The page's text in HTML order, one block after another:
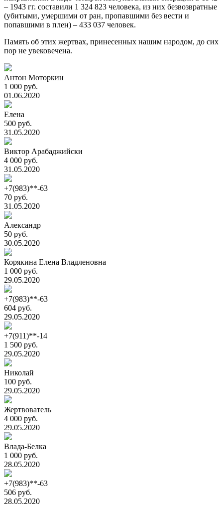
– 1943 гг. составили 1 324 823 человека, из них безвозвратные
(убитыми, умершими от ран, пропавшими без вести и
попавшими в плен) – 433 037 человек.
Память об этих жертвах, принесенных нашим народом, до сих
пор не увековечена.
Антон Моторкин
1 000 руб.
01.06.2020
Елена
500 руб.
31.05.2020
Виктор Арабаджийски
4 000 руб.
31.05.2020
+7(983)**-63
70 руб.
31.05.2020
Александр
50 руб.
30.05.2020
Корякина Елена Владленовна
1 000 руб.
29.05.2020
+7(983)**-63
604 руб.
29.05.2020
+7(911)**-14
1 500 руб.
29.05.2020
Николай
100 руб.
29.05.2020
Жертвователь
4 000 руб.
29.05.2020
Влада-Белка
1 000 руб.
28.05.2020
+7(983)**-63
506 руб.
28.05.2020